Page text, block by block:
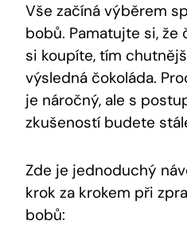
Vše začíná ⁢výběrem
bobů.⁣ Pamatujte si,
si koupíte, ⁢tím
výsledná​ čokoláda.⁤
je náročný,⁤ ale s
zkušeností​ budete‍
Zde je jednoduchý
krok za krokem při
bobů: